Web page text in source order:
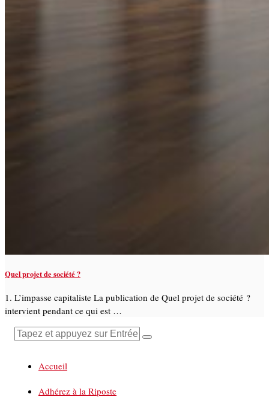
Quel projet de société ?
1. L’impasse capitaliste La publication de Quel projet de société ?
intervient pendant ce qui est …
Accueil
Adhérez à la Riposte